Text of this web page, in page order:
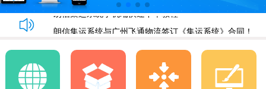
朗信集运系统手机端快速下单教程
朗信集运系统与广州飞通物流签订《集运系统》合同！
黄金8月，朗信再次签约多家国际集运公司~
恭喜“好管家集运”与我司隆重签约！
朗信集运系统手机端快速下单教程